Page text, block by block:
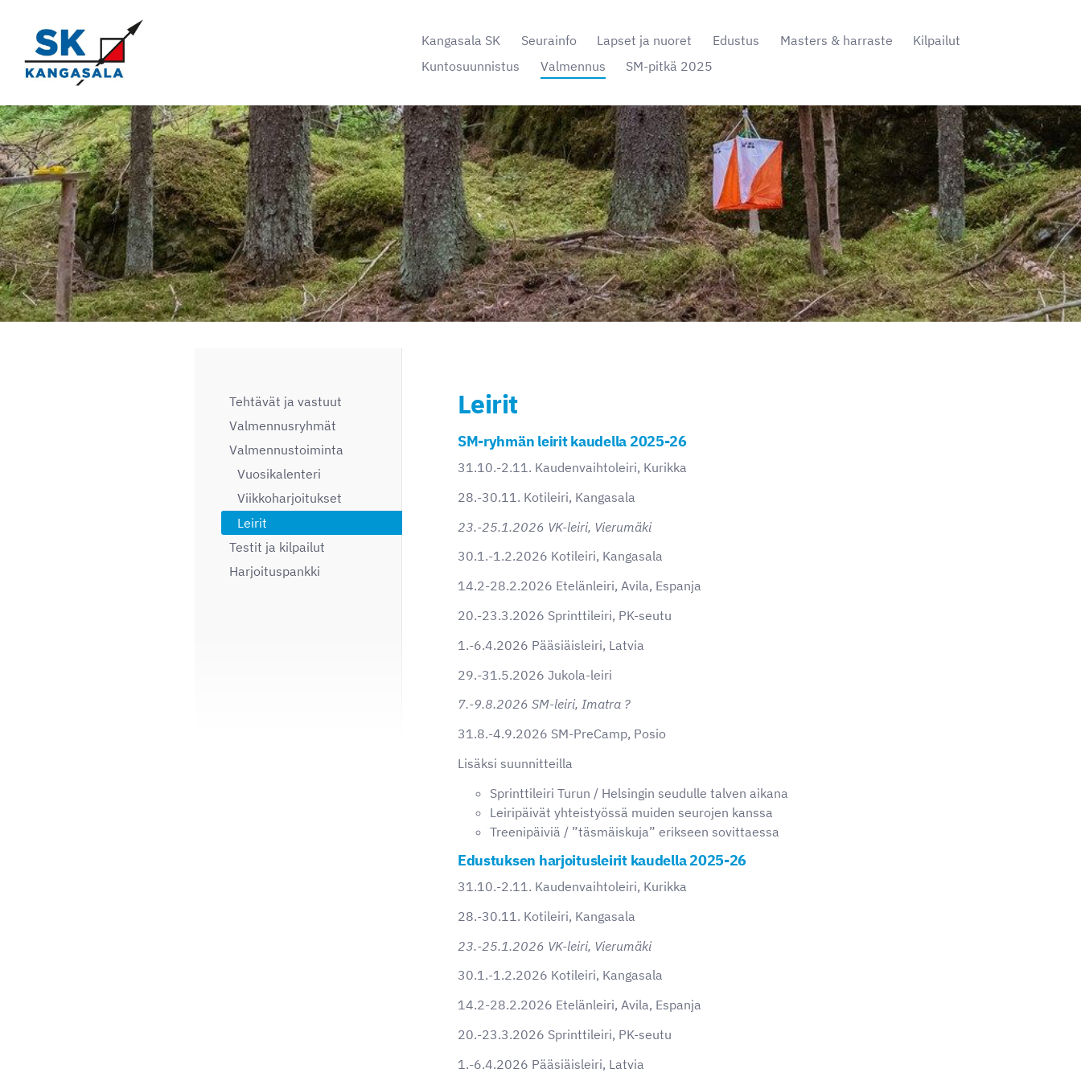
sivun
sisältöön
Kangasala SK
Kangasala SK Seurainfo Lapset ja nuoret Edustus Masters & harraste
Kilpailut
Kuntosuunnistus
Valmennus SM-pitkä 2025
Tehtävät ja vastuut
Valmennusryhmät
Valmennustoiminta
Vuosikalenteri
Viikkoharjoitukset
Leirit
Testit ja kilpailut
Harjoituspankki
Leirit
SM-ryhmän leirit kaudella 2025-26
31.10.-2.11. Kaudenvaihtoleiri, Kurikka
28.-30.11. Kotileiri, Kangasala
23.-25.1.2026 VK-leiri, Vierumäki
30.1.-1.2.2026 Kotileiri, Kangasala
14.2-28.2.2026 Etelänleiri, Avila, Espanja
20.-23.3.2026 Sprinttileiri, PK-seutu
1.-6.4.2026 Pääsiäisleiri, Latvia
29.-31.5.2026 Jukola-leiri
7.-9.8.2026 SM-leiri, Imatra ?
31.8.-4.9.2026 SM-PreCamp, Posio
Lisäksi suunnitteilla
Sprinttileiri Turun / Helsingin seudulle talven aikana
Leiripäivät yhteistyössä muiden seurojen kanssa
Treenipäiviä / ”täsmäiskuja” erikseen sovittaessa
Edustuksen harjoitusleirit kaudella 2025-26
31.10.-2.11. Kaudenvaihtoleiri, Kurikka
28.-30.11. Kotileiri, Kangasala
23.-25.1.2026 VK-leiri, Vierumäki
30.1.-1.2.2026 Kotileiri, Kangasala
14.2-28.2.2026 Etelänleiri, Avila, Espanja
20.-23.3.2026 Sprinttileiri, PK-seutu
1.-6.4.2026 Pääsiäisleiri, Latvia